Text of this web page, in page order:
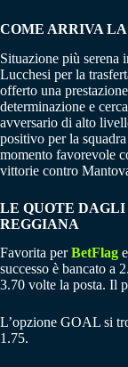
COME ARRIVA
Situazione più serena
Lucchesi per la
offerto una
determinazione e
avversario di alto
positivo per la
momento favorevole
vittorie contro
LE QUOTE
REGGIANA
Favorita perBetFlag
successo è bancato a
3.70 volte la posta. Il
L’opzione GOAL si
1.75.